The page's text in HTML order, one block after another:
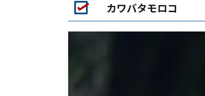
カワバタモロコ